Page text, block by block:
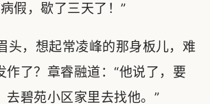
假，歇了三天了！”
，想起常凌峰的那身板儿，难
作了？章睿融道：“他说了，要
去碧苑小区家里去找他。”